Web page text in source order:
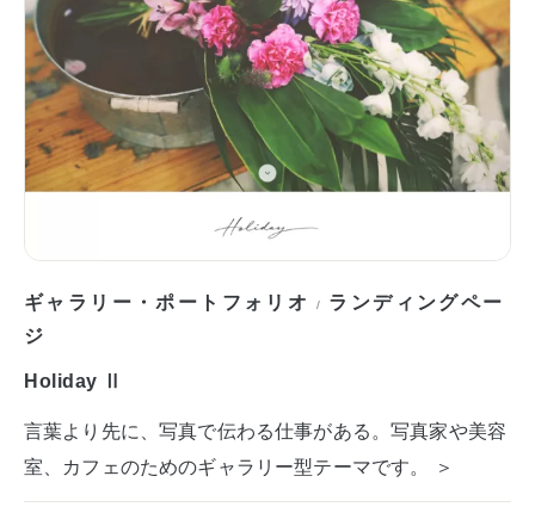
ギャラリー・ポートフォリオ / ランディングペー
ジ
Holiday Ⅱ
言葉より先に、写真で伝わる仕事がある。写真家や美容
室、カフェのためのギャラリー型テーマです。 ＞